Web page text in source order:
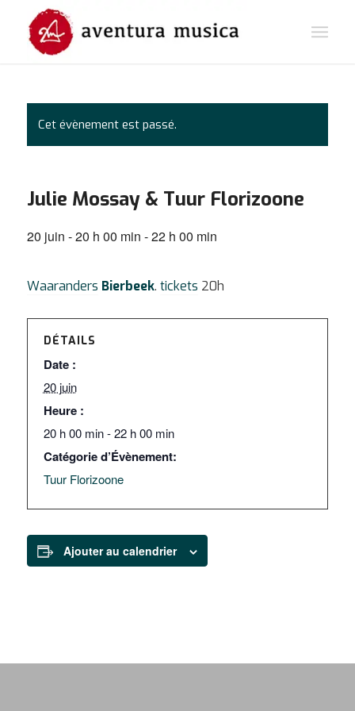
Cet évènement est passé.
Julie Mossay & Tuur Florizoone
20 juin - 20 h 00 min -22 h 00 min
Waaranders Bierbeek. tickets 20h
DÉTAILS
Date :
20 juin
Heure :
20 h 00 min - 22 h 00 min
Catégorie d’Évènement:
Tuur Florizoone
Ajouter au calendrier